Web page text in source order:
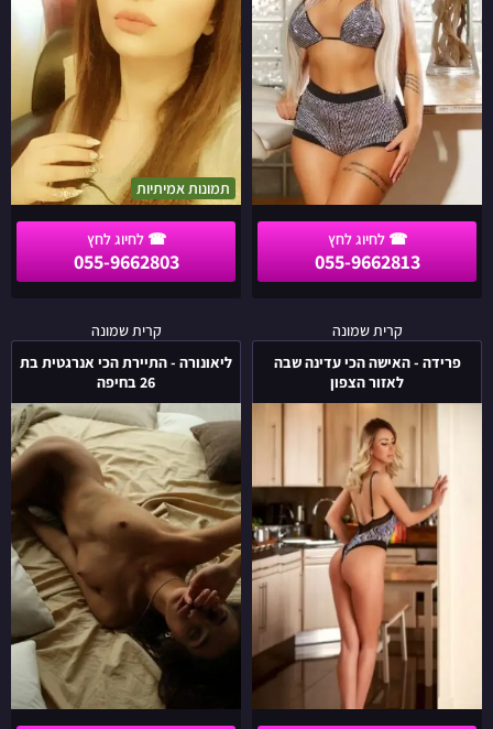
055-9662813
תמונות אמיתיות
055-9662803
קרית שמונה
פרידה - האישה הכי עדינה שבה
לאזור הצפון
פרידה
-
האישה
הכי
עדינה
שבה
לאזור
הצפון
קרית שמונה
ליאונורה - התיירת הכי אנרגטית בת
26 בחיפה
ליאונורה
-
התיירת
הכי
אנרגטית
בת
26
בחיפה